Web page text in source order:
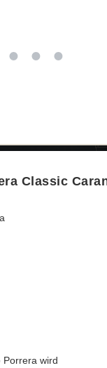
Classic
Porrera wird